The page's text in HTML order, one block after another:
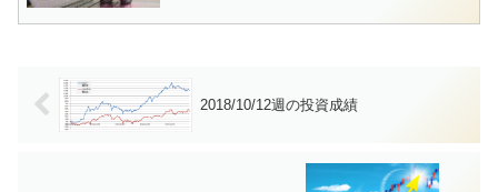
2018/10/12週の投資成績